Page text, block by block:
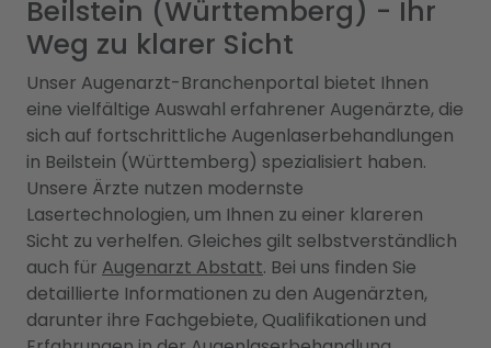
Beilstein (Württemberg) - Ihr
Weg zu klarer Sicht
Unser Augenarzt-Branchenportal bietet Ihnen
eine vielfältige Auswahl erfahrener Augenärzte, die
sich auf fortschrittliche Augenlaserbehandlungen
in Beilstein (Württemberg) spezialisiert haben.
Unsere Ärzte nutzen modernste
Lasertechnologien, um Ihnen zu einer klareren
Sicht zu verhelfen. Gleiches gilt selbstverständlich
auch für Augenarzt Abstatt. Bei uns finden Sie
detaillierte Informationen zu den Augenärzten,
darunter ihre Fachgebiete, Qualifikationen und